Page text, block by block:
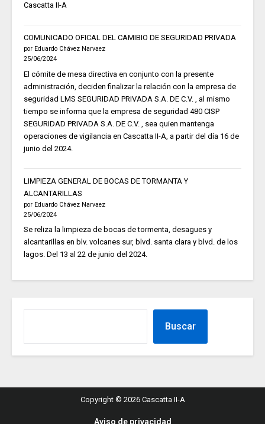
Cascatta II-A
COMUNICADO OFICAL DEL CAMIBIO DE SEGURIDAD PRIVADA
por Eduardo Chávez Narvaez
25/06/2024
El cómite de mesa directiva en conjunto con la presente
administración, deciden finalizar la relación con la empresa de
seguridad LMS SEGURIDAD PRIVADA S.A. DE C.V. , al mismo
tiempo se informa que la empresa de seguridad 480 CISP
SEGURIDAD PRIVADA S.A. DE C.V. , sea quien mantenga
operaciones de vigilancia en Cascatta II-A, a partir del día 16 de
junio del 2024.
LIMPIEZA GENERAL DE BOCAS DE TORMANTA Y
ALCANTARILLAS
por Eduardo Chávez Narvaez
25/06/2024
Se reliza la limpieza de bocas de tormenta, desagues y
alcantarillas en blv. volcanes sur, blvd. santa clara y blvd. de los
lagos. Del 13 al 22 de junio del 2024.
Buscar
Copyright © 2026 Cascatta II-A
Aviso de privacidad